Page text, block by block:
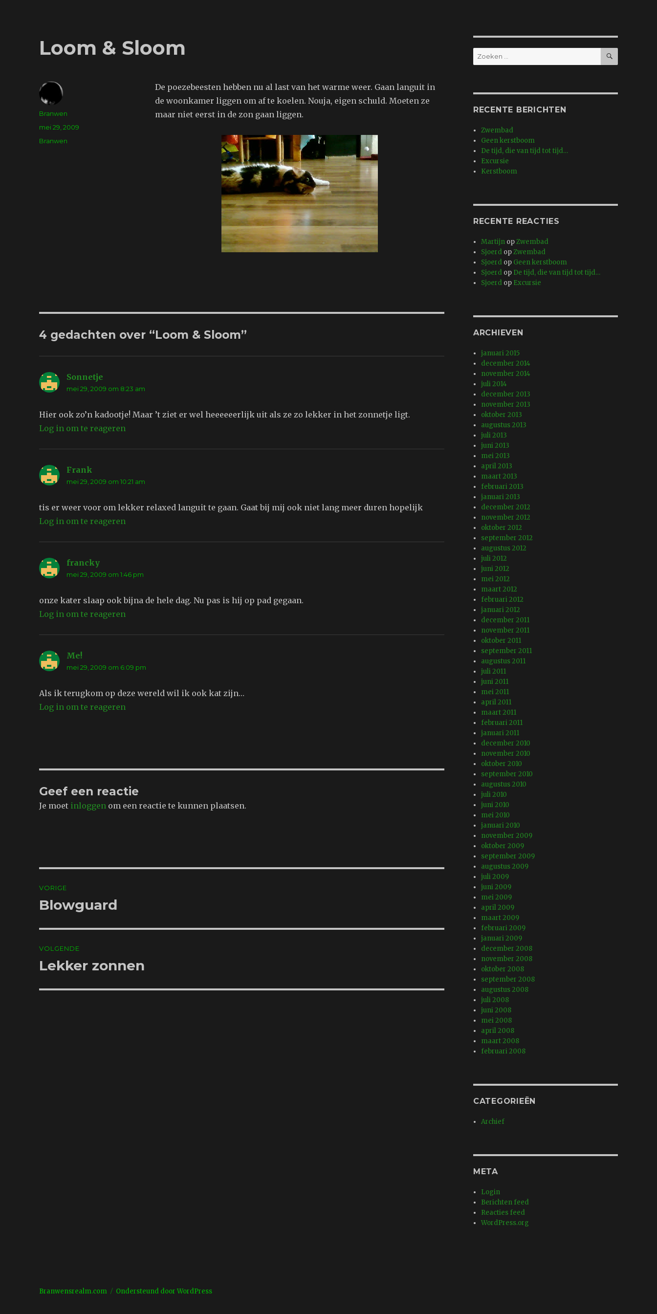
Loom & Sloom
De poezebeesten hebben nu al last van het warme weer. Gaan languit in
de woonkamer liggen om af te koelen. Nouja, eigen schuld. Moeten ze
maar niet eerst in de zon gaan liggen.
Auteur
Branwen
Geplaatst
mei 29, 2009
Tags
Branwen
4 gedachten over “Loom & Sloom”
Sonnetje
mei 29, 2009 om 8:23 am
Hier ook zo’n kadootje! Maar ’t ziet er wel heeeeeerlijk uit als ze zo lekker in het zonnetje ligt.
Log in om te reageren
Frank
mei 29, 2009 om 10:21 am
tis er weer voor om lekker relaxed languit te gaan. Gaat bij mij ook niet lang meer duren hopelijk
Log in om te reageren
francky
mei 29, 2009 om 1:46 pm
onze kater slaap ook bijna de hele dag. Nu pas is hij op pad gegaan.
Log in om te reageren
Me!
mei 29, 2009 om 6:09 pm
Als ik terugkom op deze wereld wil ik ook kat zijn…
Log in om te reageren
Geef een reactie
Je moet inloggen om een reactie te kunnen plaatsen.
navigatie
VORIGE
Vorig
Blowguard
VOLGENDE
Volgend
Lekker zonnen
Zoeken
naar:
ZOEKEN
RECENTE BERICHTEN
Zwembad
Geen kerstboom
De tijd, die van tijd tot tijd…
Excursie
Kerstboom
RECENTE REACTIES
Martijn opZwembad
Sjoerd opZwembad
Sjoerd op Geen kerstboom
Sjoerd op De tijd, die van tijd tot tijd…
Sjoerd op Excursie
ARCHIEVEN
januari 2015
december 2014
november 2014
juli 2014
december 2013
november 2013
oktober 2013
augustus 2013
juli 2013
juni 2013
mei 2013
april 2013
maart 2013
februari 2013
januari 2013
december 2012
november 2012
oktober 2012
september 2012
augustus 2012
juli 2012
juni 2012
mei 2012
maart 2012
februari 2012
januari 2012
december 2011
november 2011
oktober 2011
september 2011
augustus 2011
juli 2011
juni 2011
mei 2011
april 2011
maart 2011
februari 2011
januari 2011
december 2010
november 2010
oktober 2010
september 2010
augustus 2010
juli 2010
juni 2010
mei 2010
januari 2010
november 2009
oktober 2009
september 2009
augustus 2009
juli 2009
juni 2009
mei 2009
april 2009
maart 2009
februari 2009
januari 2009
december 2008
november 2008
oktober 2008
september 2008
augustus 2008
juli 2008
juni 2008
mei 2008
april 2008
maart 2008
februari 2008
CATEGORIEËN
Archief
META
Login
Berichten feed
Reacties feed
WordPress.org
Branwensrealm.com Ondersteund door WordPress